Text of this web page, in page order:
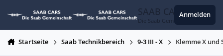
SAAB CARS
Die Saab Gemeinschaft
Anmelden
Startseite Saab Technikbereich 9-3 III - X Klemme X